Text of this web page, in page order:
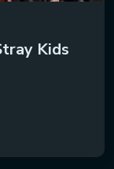
Kids